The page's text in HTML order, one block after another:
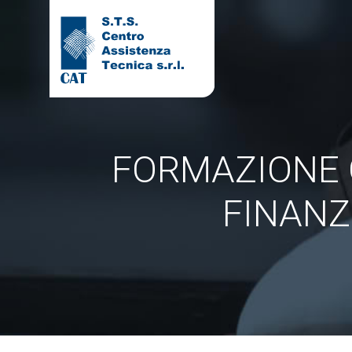
FORMAZIONE